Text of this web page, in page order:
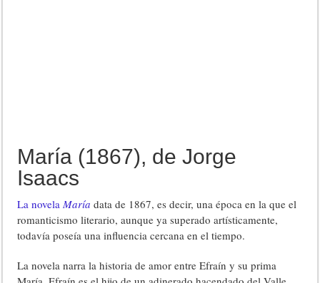
María (1867), de Jorge
Isaacs
La novelaMaría data de 1867, es decir, una época en la que el
romanticismo literario, aunque ya superado artísticamente,
todavía poseía una influencia cercana en el tiempo.
La novela narra la historia de amor entre Efraín y su prima